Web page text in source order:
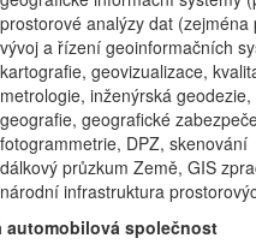
prostorové analýzy dat
vývoj a řízení geoinformačních
kartografie, geovizualizace,
metrologie, inženýrská
geografie, geografické
fotogrammetrie, DPZ, skenování
dálkový průzkum Země, GIS
národní infrastruktura
automobilová společnost